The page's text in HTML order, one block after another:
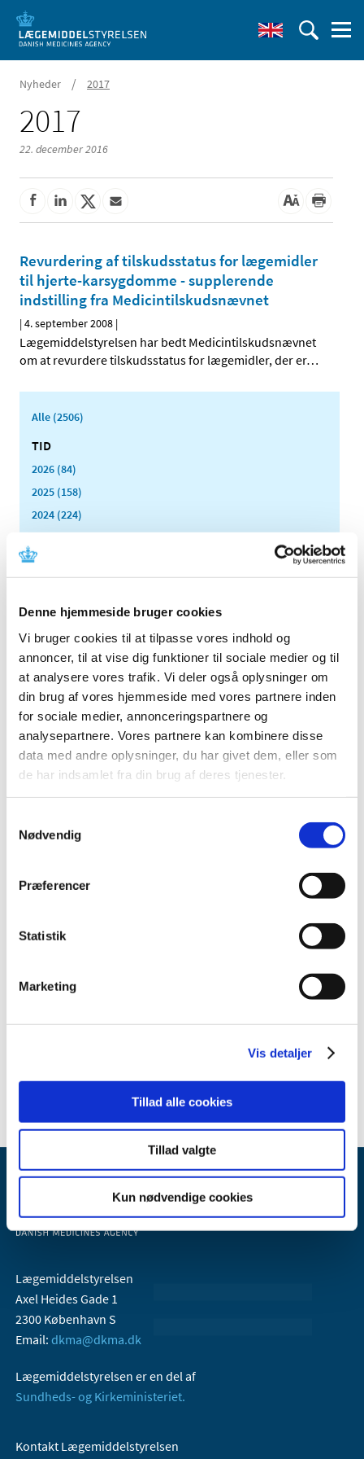
Denne hjemmeside bruger cookies
Vi bruger cookies til at tilpasse vores indhold og
annoncer, til at vise dig funktioner til sociale medier og til
at analysere vores trafik. Vi deler også oplysninger om
din brug af vores hjemmeside med vores partnere inden
for sociale medier, annonceringspartnere og
analysepartnere. Vores partnere kan kombinere disse
data med andre oplysninger, du har givet dem, eller som
de har indsamlet fra din brug af deres tjenester.
Nødvendig
Præferencer
Statistik
Marketing
Vis detaljer
Tillad alle cookies
Tillad valgte
Kun nødvendige cookies
Nyheder / 2017
2017
22. december 2016
Revurdering af tilskudsstatus for lægemidler
til hjerte-karsygdomme - supplerende
indstilling fra Medicintilskudsnævnet
|4. september 2008 |
Lægemiddelstyrelsen har bedt Medicintilskudsnævnet
om at revurdere tilskudsstatus for lægemidler, der er…
Alle (2506)
TID
2026 (84)
2025 (158)
2024 (224)
2023 (195)
2022 (197)
2021 (516)
2020 (263)
2018 (150)
2017 (167)
2016 (167)
2015 (33)
2014 (44)
2010 (7)
2008 (8)
oktober (2)
juli (1)
2007 (3)
Lægemiddelstyrelsen
Axel Heides Gade 1
2300 København S
Email: dkma@dkma.dk
Lægemiddelstyrelsen er en del af
Sundheds- og Kirkeministeriet.
Kontakt Lægemiddelstyrelsen